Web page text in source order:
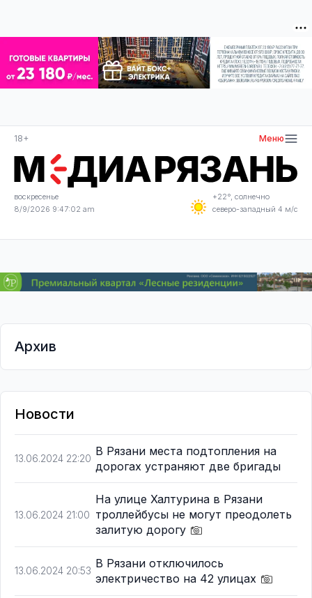
18+ Меню
воскресенье
8/9/2026 9:47:02 am
+22°, солнечно
северо-западный 4 м/с
Архив
Новости
13.06.2024 22:20
В Рязани места подтопления на
дорогах устраняют две бригады
13.06.2024 21:00
На улице Халтурина в Рязани
троллейбусы не могут преодолеть
залитую дорогу
13.06.2024 20:53
В Рязани отключилось
электричество на 42 улицах